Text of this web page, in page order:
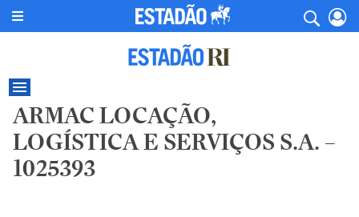
ARMAC LOCAÇÃO,
LOGÍSTICA E SERVIÇOS S.A. –
1025393